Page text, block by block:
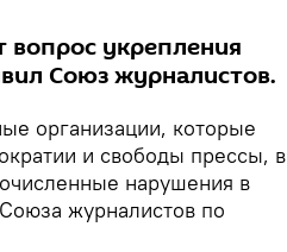
укрепления
Союз журналистов.
организации, которые
и свободы прессы, в
нарушения в
журналистов по